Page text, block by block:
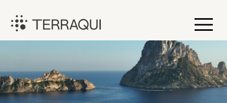
content
Terraqui